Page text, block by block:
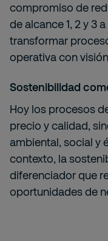
compromiso de
de alcance 1, 2 y 3
transformar
operativa con
Sostenibilidad
Hoy los procesos
precio y calidad,
ambiental, social y
contexto, la
diferenciador que
oportunidades de